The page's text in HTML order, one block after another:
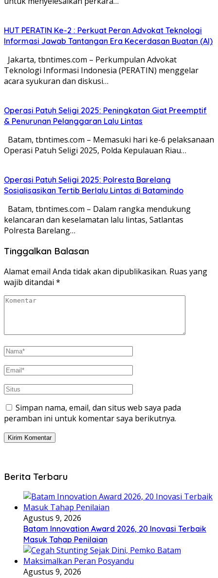
HUT PERATIN Ke-2 : Perkuat Peran Advokat Teknologi
Informasi Jawab Tantangan Era Kecerdasan Buatan (AI)
Jakarta, tbntimes.com – Perkumpulan Advokat
Teknologi Informasi Indonesia (PERATIN) menggelar
acara syukuran dan diskusi…
Operasi Patuh Seligi 2025: Peningkatan Giat Preemptif
& Penurunan Pelanggaran Lalu Lintas
Batam, tbntimes.com – Memasuki hari ke-6 pelaksanaan
Operasi Patuh Seligi 2025, Polda Kepulauan Riau…
Operasi Patuh Seligi 2025: Polresta Barelang
Sosialisasikan Tertib Berlalu Lintas di Batamindo
Batam, tbntimes.com – Dalam rangka mendukung
kelancaran dan keselamatan lalu lintas, Satlantas
Polresta Barelang…
Tinggalkan Balasan
Alamat email Anda tidak akan dipublikasikan. Ruas yang
wajib ditandai *
Simpan nama, email, dan situs web saya pada
peramban ini untuk komentar saya berikutnya.
Berita Terbaru
Agustus 9, 2026
Batam Innovation Award 2026, 20 Inovasi Terbaik
Masuk Tahap Penilaian
Agustus 9, 2026